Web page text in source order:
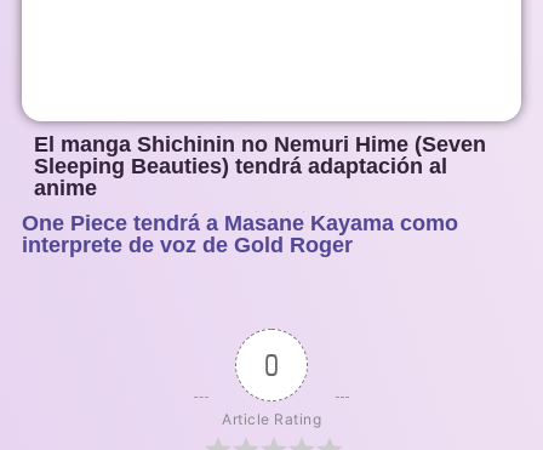
El manga Shichinin no Nemuri Hime (Seven
Sleeping Beauties) tendrá adaptación al
anime
One Piece tendrá a Masane Kayama como
interprete de voz de Gold Roger
0
Article Rating